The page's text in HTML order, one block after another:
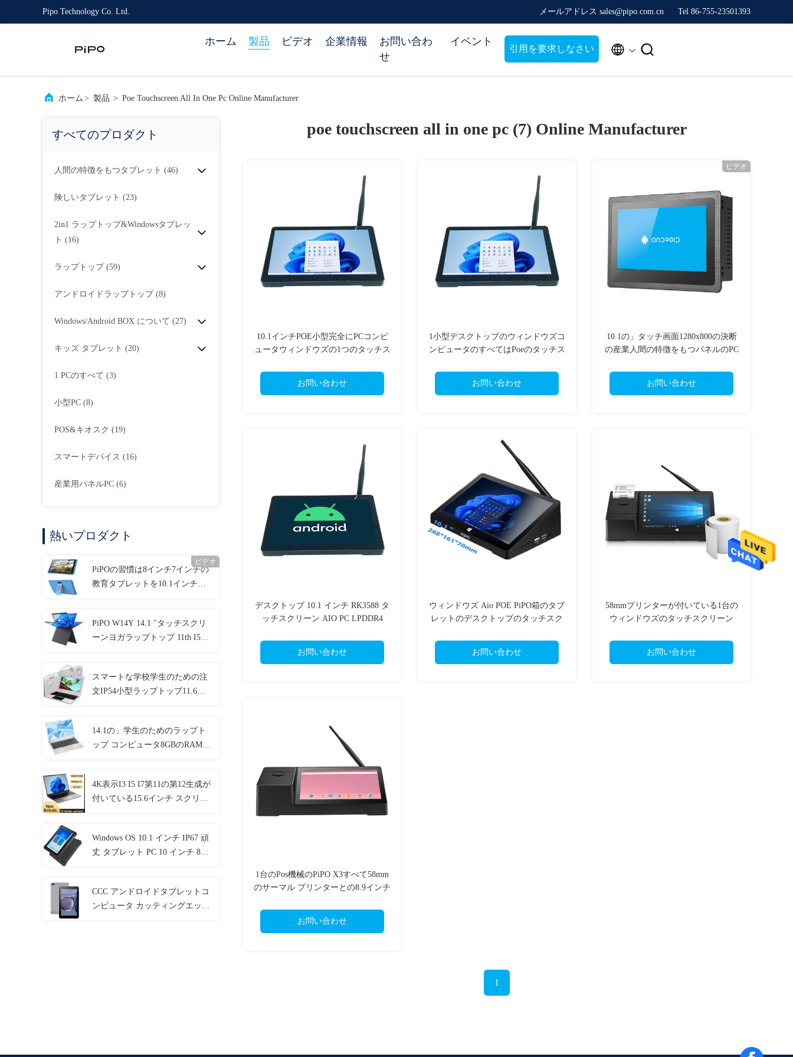
Pipo Technology Co. Ltd. メールアドレス sales@pipo.com.cn Tel 86-755-23501393
ホーム 製品 ビデオ 企業情報
お問い合わ
せ
イベント
引用を要求しなさい  
ホーム > 製品 > Poe Touchscreen All In One Pc Online Manufacturer
すべてのプロダクト
人間の特徴をもつタブレット (46)
険しいタブレット (23)
2in1 ラップトップ&Windowsタブレッ
ト (16)
ラップトップ (59)
アンドロイドラップトップ (8)
Windows/Android BOX について (27)
キッズ タブレット (20)
1 PCのすべて (3)
小型PC (8)
POS&キオスク (19)
スマートデバイス (16)
産業用パネルPC (6)
熱いプロダクト
ビデオ
PiPOの習慣は8インチ7インチの
教育タブレットを10.1インチか
PiPO W14Y 14.1 "タッチスクリ
ーンヨガラップトップ 11th I5
スマートな学校学生のための注
文IP54小型ラップトップ11.6の
14.1の」学生のためのラップト
ップ コンピュータ8GBのRAM
4K表示I3 I5 I7第11の第12生成が
付いている15.6インチ スクリー
Windows OS 10.1 インチ IP67 頑
丈 タブレット PC 10 インチ 8GB
CCC アンドロイドタブレットコ
ンピュータ カッティングエッジ
poe touchscreen all in one pc (7) Online Manufacturer
10.1インチPOE小型完全にPCコンピ
ュータウィンドウズの1つのタッチス
お問い合わせ
1小型デスクトップのウィンドウズコ
ンピュータのすべてはPoeのタッチス
お問い合わせ
ビデオ
10.1の」タッチ画面1280x800の決断
の産業人間の特徴をもつパネルのPC
お問い合わせ
デスクトップ 10.1 インチ RK3588 タ
ッチスクリーン AIO PC LPDDR4
お問い合わせ
ウィンドウズ Aio POE PiPO箱のタブ
レットのデスクトップのタッチスク
お問い合わせ
58mmプリンターが付いている1台の
ウィンドウズのタッチスクリーン
お問い合わせ
1台のPos機械のPiPO X3すべて58mm
のサーマル プリンターとの8.9インチ
お問い合わせ
1